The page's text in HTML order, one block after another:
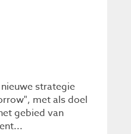
strategie
met als doel
gebied van